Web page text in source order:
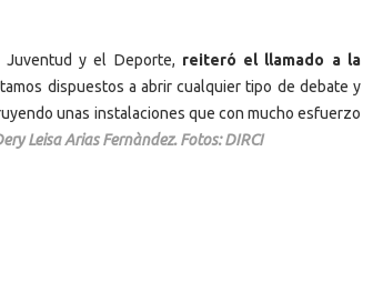
Juventud y el Deporte, reiteró el llamado a la
dispuestos a abrir cualquier tipo de debate y
unas instalaciones que con mucho esfuerzo
Leisa Arias Fernàndez. Fotos: DIRCI